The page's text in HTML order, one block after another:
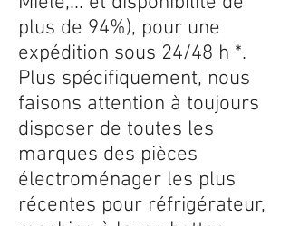
plus de 94%), pour une
expédition sous 24/48 h *.
Plus spécifiquement, nous
faisons attention à toujours
disposer de toutes les
marques des pièces
électroménager les plus
récentes pour réfrigérateur,